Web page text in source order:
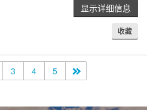
显示详细信息
收藏
3 4 5